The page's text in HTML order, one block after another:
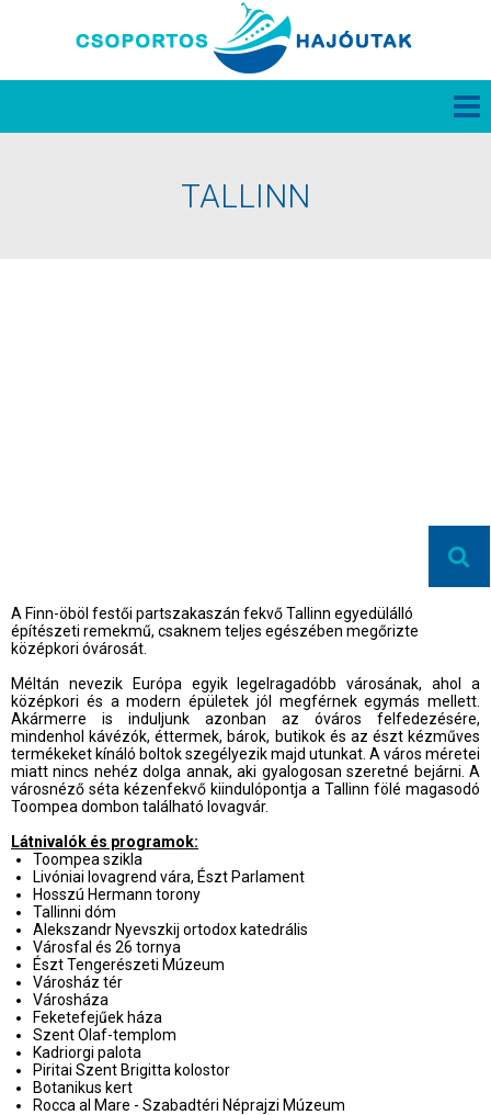
TALLINN
A Finn-öböl festői partszakaszán fekvő Tallinn egyedülálló
építészeti remekmű, csaknem teljes egészében megőrizte
középkori óvárosát.
Méltán nevezik Európa egyik legelragadóbb városának, ahol a
középkori és a modern épületek jól megférnek egymás mellett.
Akármerre is induljunk azonban az óváros felfedezésére,
mindenhol kávézók, éttermek, bárok, butikok és az észt kézműves
termékeket kínáló boltok szegélyezik majd utunkat. A város méretei
miatt nincs nehéz dolga annak, aki gyalogosan szeretné bejárni. A
városnéző séta kézenfekvő kiindulópontja a Tallinn fölé magasodó
Toompea dombon található lovagvár.
Látnivalók és programok:
Toompea szikla
Livóniai lovagrend vára, Észt Parlament
Hosszú Hermann torony
Tallinni dóm
Alekszandr Nyevszkij ortodox katedrális
Városfal és 26 tornya
Észt Tengerészeti Múzeum
Városház tér
Városháza
Feketefejűek háza
Szent Olaf-templom
Kadriorgi palota
Piritai Szent Brigitta kolostor
Botanikus kert
Rocca al Mare - Szabadtéri Néprajzi Múzeum